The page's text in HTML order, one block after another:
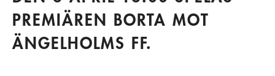
PREMIÄREN BORTA MOT
ÄNGELHOLMS FF.